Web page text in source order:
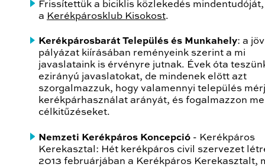
Frissítettük a biciklis közlekedés mindentudóját,
a Kerékpárosklub Kisokost.
Kerékpárosbarát Település és Munkahely: a
pályázat kiírásában reményeink szerint a mi
javaslataink is érvényre jutnak. Évek óta
ezirányú javaslatokat, de mindenek előtt azt
szorgalmazzuk, hogy valamennyi település
kerékpárhasználat arányát, és fogalmazzon
célkitűzéseket.
Nemzeti Kerékpáros Koncepció - Kerékpáros
Kerekasztal: Hét kerékpáros civil szervezet
2013 februárjában a Kerékpáros Kerekasztalt,